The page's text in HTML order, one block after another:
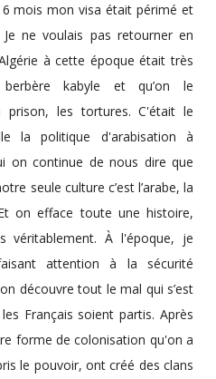
mois mon visa était périmé et
ne voulais pas retourner en
à cette époque était très
kabyle et qu’on le
prison, les tortures. C'était le
la politique d'arabisation à
on continue de nous dire que
seule culture c’est l’arabe, la
on efface toute une histoire,
À l'époque, je
attention à la sécurité
découvre tout le mal qui s’est
Français soient partis. Après
forme de colonisation qu'on a
le pouvoir, ont créé des clans